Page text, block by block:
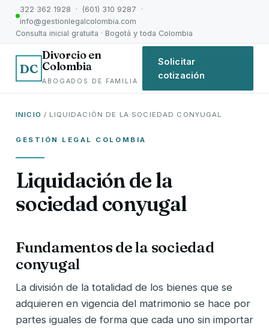
322 362 1928 · (601) 310 9287 ·
info@gestionlegalcolombia.com
Consulta inicial gratuita · Bogotá y toda Colombia
DC
Divorcio en
Colombia
ABOGADOS DE FAMILIA
Solicitar
cotización
INICIO / LIQUIDACIÓN DE LA SOCIEDAD CONYUGAL
GESTIÓN LEGAL COLOMBIA
Liquidación de la
sociedad conyugal
Fundamentos de la sociedad
conyugal
La división de la totalidad de los bienes que se
adquieren en vigencia del matrimonio se hace por
partes iguales de forma que cada uno sin importar